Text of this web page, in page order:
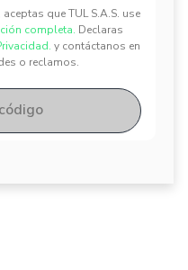
que TUL S.A.S. use
completa. Declaras
y contáctanos en
o reclamos.
✕
✕